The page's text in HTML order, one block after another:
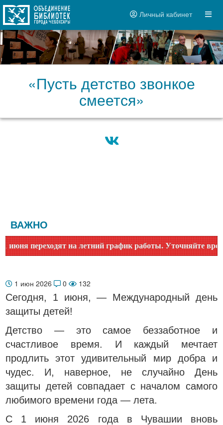
Личный кабинет
«Пусть детство звонкое
смеется»
ВАЖНО
на летний график работы. Уточняйте время
1 июн 2026 0 132
Сегодня, 1 июня, — Международный день
защиты детей!
Детство — это самое беззаботное и
счастливое время. И каждый мечтает
продлить этот удивительный мир добра и
чудес. И, наверное, не случайно День
защиты детей совпадает с началом самого
любимого времени года — лета.
С 1 июня 2026 года в Чувашии вновь